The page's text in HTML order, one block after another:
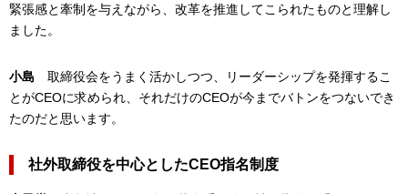
緊張感と牽制を与えながら、改革を推進してこられたものと理解し
ました。
小島 取締役会をうまく活かしつつ、リーダーシップを発揮するこ
とがCEOに求められ、それだけのCEOが今までバトンをつないでき
たのだと思います。
社外取締役を中心としたCEO指名制度